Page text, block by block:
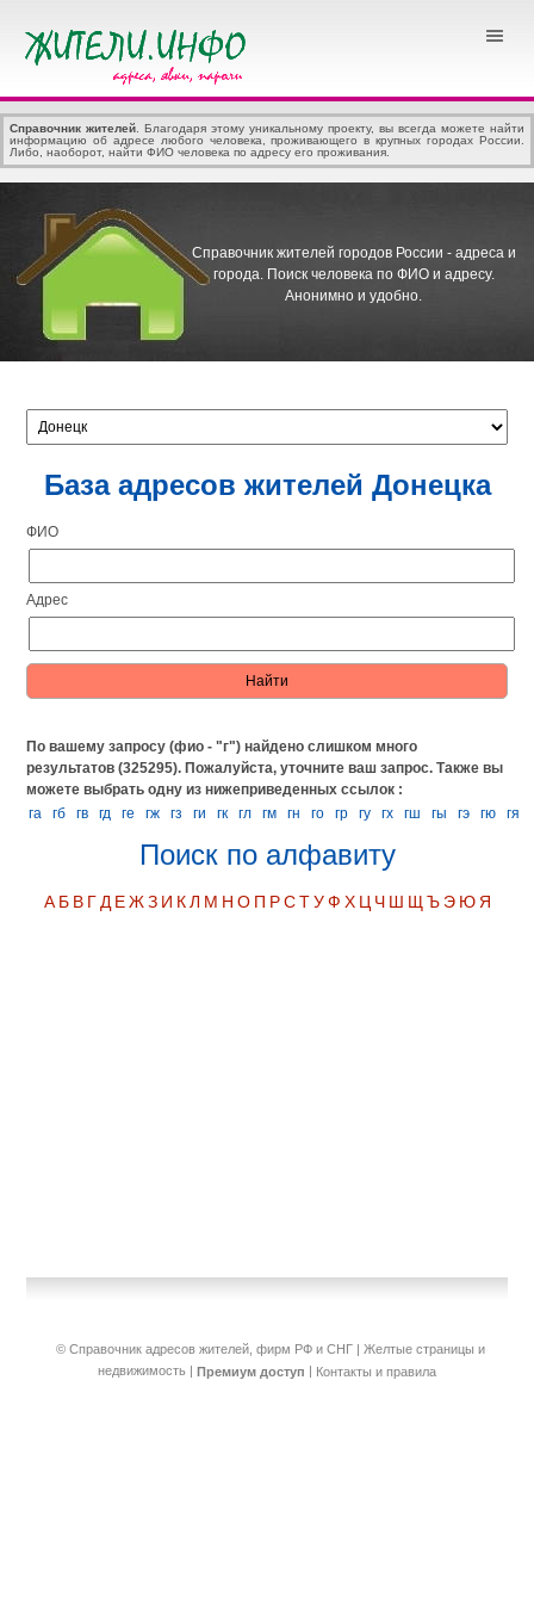
Справочник жителей . Благодаря этому уникальному проекту, вы всегда можете найти
информацию об адресе любого человека, проживающего в крупных городах России.
Либо, наоборот, найти ФИО человека по адресу его проживания.
Справочник жителей городов России - адреса и
города. Поиск человека по ФИО и адресу.
Анонимно и удобно.
База адресов жителей Донецка
ФИО
Адрес
По вашему запросу (фио - "г") найдено слишком много
результатов (325295). Пожалуйста, уточните ваш запрос.Также вы
можете выбрать одну из нижеприведенных ссылок :
га
гб гв гд ге гж гз ги гк гл гм гн го гр гу гх гш гы гэ гю гя
Поиск по алфавиту
А Б В Г Д Е Ж З И К Л М Н О П Р С Т У Ф Х Ц Ч Ш Щ Ъ Э Ю Я
© Справочник адресов жителей, фирм РФ и СНГ | Желтые страницы и
недвижимость | Премиум доступ | Контакты и правила